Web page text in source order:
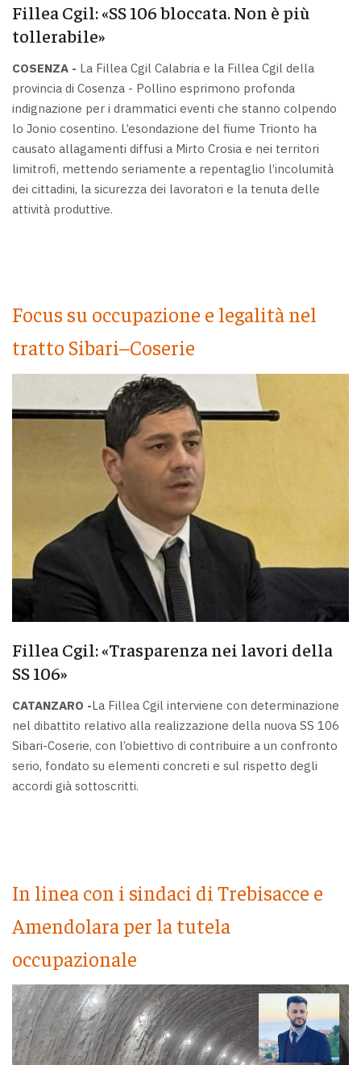
Fillea Cgil: «SS 106 bloccata. Non è più
tollerabile»
COSENZA - La Fillea Cgil Calabria e la Fillea Cgil della
provincia di Cosenza - Pollino esprimono profonda
indignazione per i drammatici eventi che stanno colpendo
lo Jonio cosentino. L’esondazione del fiume Trionto ha
causato allagamenti diffusi a Mirto Crosia e nei territori
limitrofi, mettendo seriamente a repentaglio l’incolumità
dei cittadini, la sicurezza dei lavoratori e la tenuta delle
attività produttive.
Focus su occupazione e legalità nel
tratto Sibari–Coserie
Fillea Cgil: «Trasparenza nei lavori della
SS 106»
CATANZARO -La Fillea Cgil interviene con determinazione
nel dibattito relativo alla realizzazione della nuova SS 106
Sibari-Coserie, con l’obiettivo di contribuire a un confronto
serio, fondato su elementi concreti e sul rispetto degli
accordi già sottoscritti.
In linea con i sindaci di Trebisacce e
Amendolara per la tutela
occupazionale